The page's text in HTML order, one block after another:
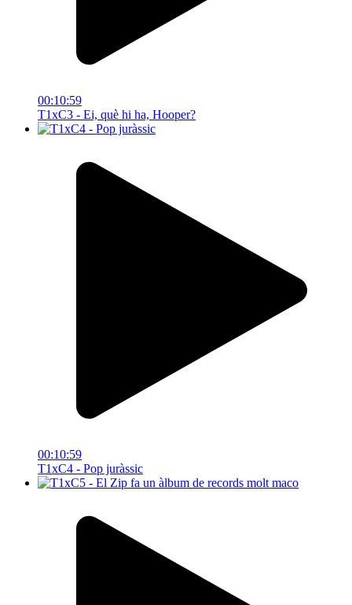
00:10:59
T1xC3 - Ei, què hi ha, Hooper?
00:10:59
T1xC4 - Pop juràssic